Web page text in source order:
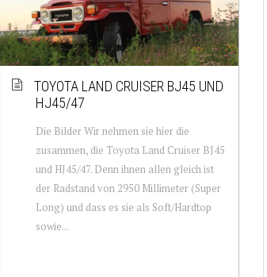
TOYOTA LAND CRUISER BJ45 UND
HJ45/47
Die Bilder Wir nehmen sie hier die
zusammen, die Toyota Land Cruiser BJ45
und HJ45/47. Denn ihnen allen gleich ist
der Radstand von 2950 Millimeter (Super
Long) und dass es sie als Soft/Hardtop
sowie...